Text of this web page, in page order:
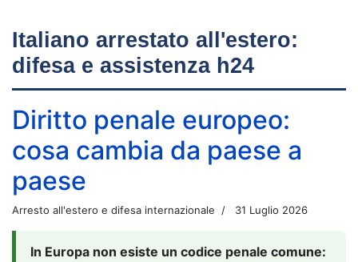
Italiano arrestato all'estero:
difesa e assistenza h24
Diritto penale europeo:
cosa cambia da paese a
paese
Arresto all'estero e difesa internazionale 31 Luglio 2026
In Europa non esiste un codice penale comune: